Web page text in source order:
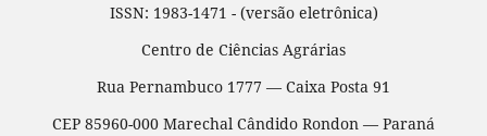
ISSN: 1983-1471 - (versão eletrônica)
Centro de Ciências Agrárias
Rua Pernambuco 1777 — Caixa Posta 91
CEP 85960-000 Marechal Cândido Rondon — Paraná